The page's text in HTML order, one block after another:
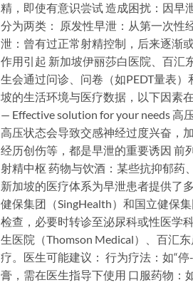
精，即使有意识尝试 造成困扰：因早
分为两类： 原发性早泄：从第一次性
泄：曾有过正常射精控制，后来逐渐
作用引起 新加坡伊丽莎白医院、百汇
生会通过问诊、问卷（如PEDT量表
坡的生活环境与医疗数据，以下因素
— Effective solution for your needs 高
高压状态会导致交感神经过度兴奋，
经历创伤等，都是早泄的重要诱因 前
射精中枢 药物与饮酒：某些抗抑郁药
新加坡的医疗体系为早泄患者提供了
健保集团（SingHealth）和国立健保
检查，必要时转诊至泌尿科或性医学
生医院（Thomson Medical）、百汇
疗。医生可能建议： 行为疗法：如“
膏，需在医生指导下使用 口服药物：